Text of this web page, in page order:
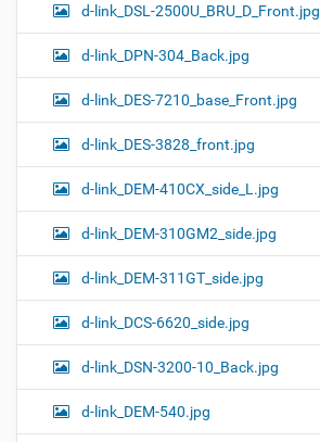
d-link_DSL-2500U_BRU_D_Front.jpg
d-link_DPN-304_Back.jpg
d-link_DES-7210_base_Front.jpg
d-link_DES-3828_front.jpg
d-link_DEM-410CX_side_L.jpg
d-link_DEM-310GM2_side.jpg
d-link_DEM-311GT_side.jpg
d-link_DCS-6620_side.jpg
d-link_DSN-3200-10_Back.jpg
d-link_DEM-540.jpg